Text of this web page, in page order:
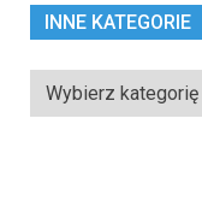
INNE KATEGORIE
Inne
kategorie